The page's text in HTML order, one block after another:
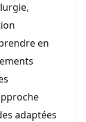
en
adaptées